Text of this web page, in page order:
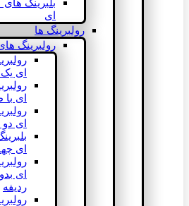
بلبرینگ
ای
رولبرینگ ها
رولبرینگ
ای
ای
ای دو
ای
ای
ردیفه